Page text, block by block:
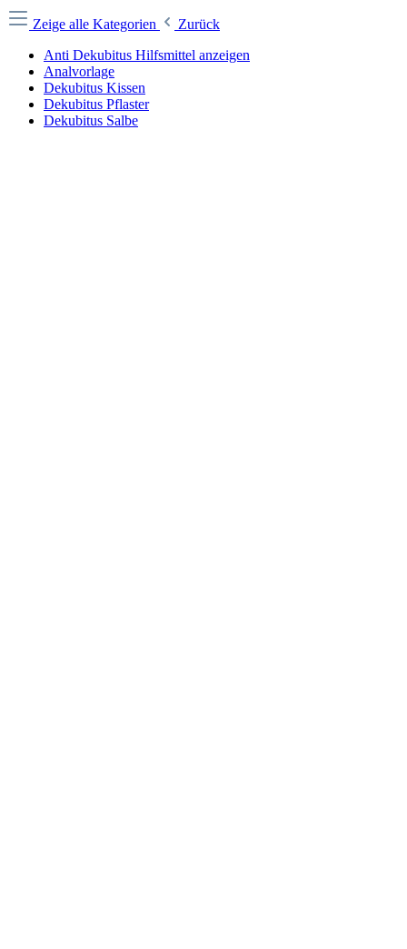
Zeige alle Kategorien
Zurück
Anti Dekubitus Hilfsmittel anzeigen
Analvorlage
Dekubitus Kissen
Dekubitus Pflaster
Dekubitus Salbe